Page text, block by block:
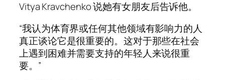
Vitya Kravchenko 说她有女朋友后告诉他。
“我认为体育界或任何其他领域有影响力的人
真正谈论它是很重要的。这对于那些在社会
上遇到困难并需要支持的年轻人来说很重
要。”